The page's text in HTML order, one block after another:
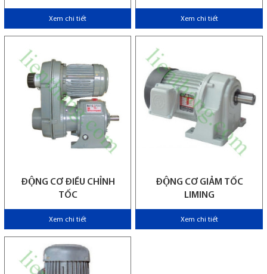
Xem chi tiết Xem chi tiết
ĐỘNG CƠ ĐIỀU CHỈNH
TỐC
Xem chi tiết
ĐỘNG CƠ GIẢM TỐC
LIMING
Xem chi tiết